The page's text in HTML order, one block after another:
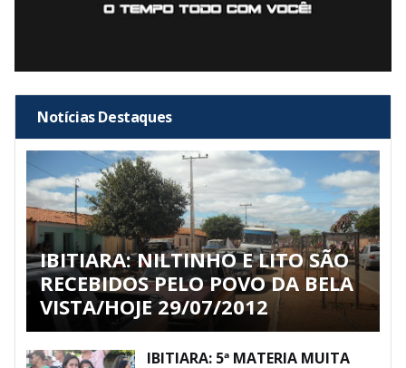
Notícias Destaques
IBITIARA: NILTINHO E LITO SÃO
RECEBIDOS PELO POVO DA BELA
VISTA/HOJE 29/07/2012
IBITIARA: 5ª MATERIA MUITA